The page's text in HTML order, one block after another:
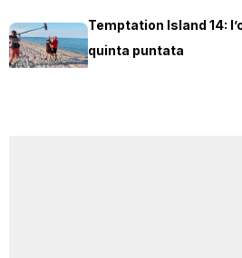
Temptation Island 14:
quinta puntata